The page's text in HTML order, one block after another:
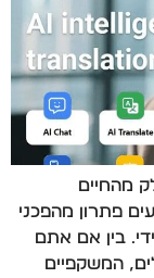
מהחיים
פתרון מהפכני
בין אם אתם
המשקפיים